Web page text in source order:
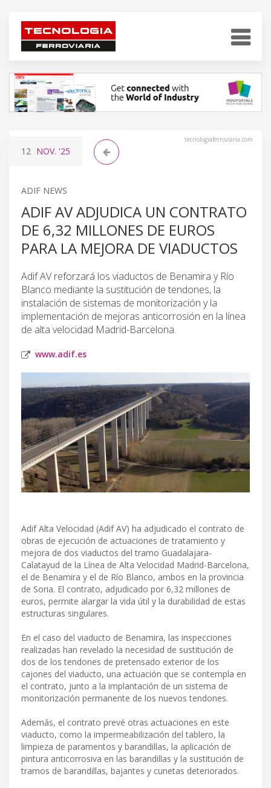
tecnologiaferroviaria.com
12 NOV. '25
ADIF NEWS
ADIF AV ADJUDICA UN CONTRATO
DE 6,32 MILLONES DE EUROS
PARA LA MEJORA DE VIADUCTOS
Adif AV reforzará los viaductos de Benamira y Río
Blanco mediante la sustitución de tendones, la
instalación de sistemas de monitorización y la
implementación de mejoras anticorrosión en la línea
de alta velocidad Madrid-Barcelona.
www.adif.es
Adif Alta Velocidad (Adif AV) ha adjudicado el contrato de
obras de ejecución de actuaciones de tratamiento y
mejora de dos viaductos del tramo Guadalajara-
Calatayud de la Línea de Alta Velocidad Madrid-Barcelona,
el de Benamira y el de Río Blanco, ambos en la provincia
de Soria. El contrato, adjudicado por 6,32 millones de
euros, permite alargar la vida útil y la durabilidad de estas
estructuras singulares.
En el caso del viaducto de Benamira, las inspecciones
realizadas han revelado la necesidad de sustitución de
dos de los tendones de pretensado exterior de los
cajones del viaducto, una actuación que se contempla en
el contrato, junto a la implantación de un sistema de
monitorización permanente de los nuevos tendones.
Además, el contrato prevé otras actuaciones en este
viaducto, como la impermeabilización del tablero, la
limpieza de paramentos y barandillas, la aplicación de
pintura anticorrosiva en las barandillas y la sustitución de
tramos de barandillas, bajantes y cunetas deteriorados.